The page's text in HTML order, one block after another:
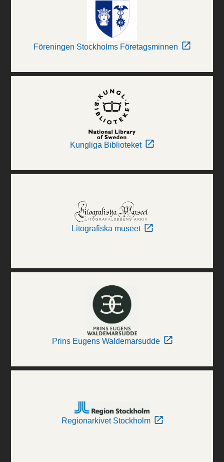
Föreningen Stockholms Företagsminnen
Kungliga Biblioteket
Litografiska museet
Prins Eugens Waldemarsudde
Regionarkivet Stockholm